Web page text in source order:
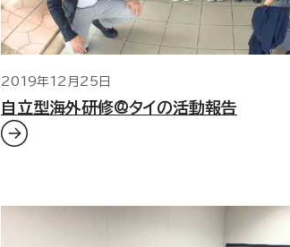
2019年12月25日
自立型海外研修@タイの活動報告